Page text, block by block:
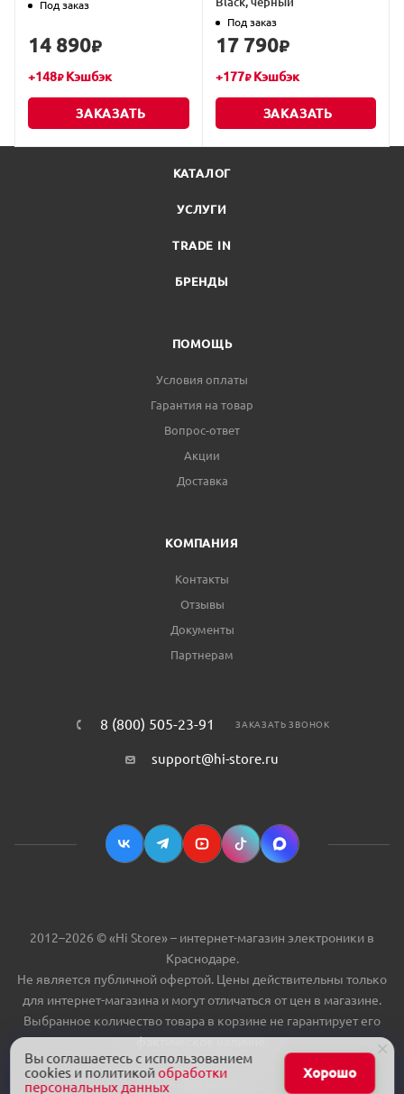
Вы соглашаетесь с использованием
cookies и политикойобработки
персональных данных
Хорошо
Под заказ
14 890₽
+148₽Кэшбэк
ЗАКАЗАТЬ
Под заказ
17 790₽
+177₽Кэшбэк
ЗАКАЗАТЬ
КАТАЛОГ
УСЛУГИ
TRADE IN
БРЕНДЫ
ПОМОЩЬ
Условия оплаты
Гарантия на товар
Вопрос-ответ
Акции
Доставка
КОМПАНИЯ
Контакты
Отзывы
Документы
Партнерам
8 (800) 505-23-91 ЗАКАЗАТЬ ЗВОНОК
support@hi-store.ru
2012–2026 © «Hi Store» – интернет-магазин электроники в
Краснодаре.
Не является публичной офертой. Цены действительны только
для интернет-магазина и могут отличаться от цен в магазине.
Выбранное количество товара в корзине не гарантирует его
фактическое наличие.
Карта сайта